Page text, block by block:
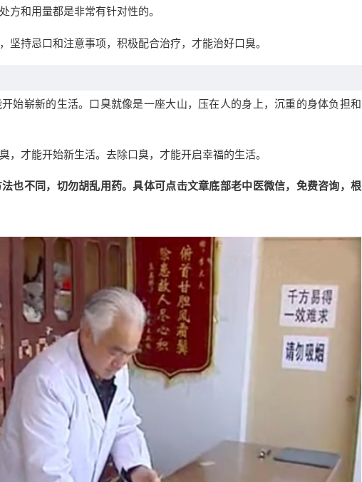
方和用量都是非常有针对性的。
坚持忌口和注意事项，积极配合治疗，才能治好口臭。
始崭新的生活。口臭就像是一座大山，压在人的身上，沉重的身体负担和
，才能开始新生活。去除口臭，才能开启幸福的生活。
也不同，切勿胡乱用药。具体可点击文章底部老中医微信，免费咨询，根